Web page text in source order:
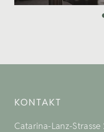
KONTAKT
Catarina-Lanz-